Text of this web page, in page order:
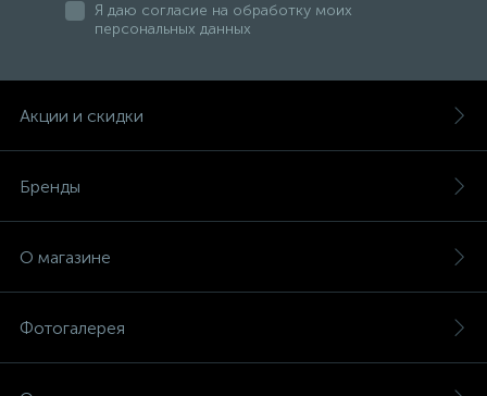
Я даю согласие на обработку моих
персональных данных
Акции и скидки
Бренды
О магазине
Фотогалерея